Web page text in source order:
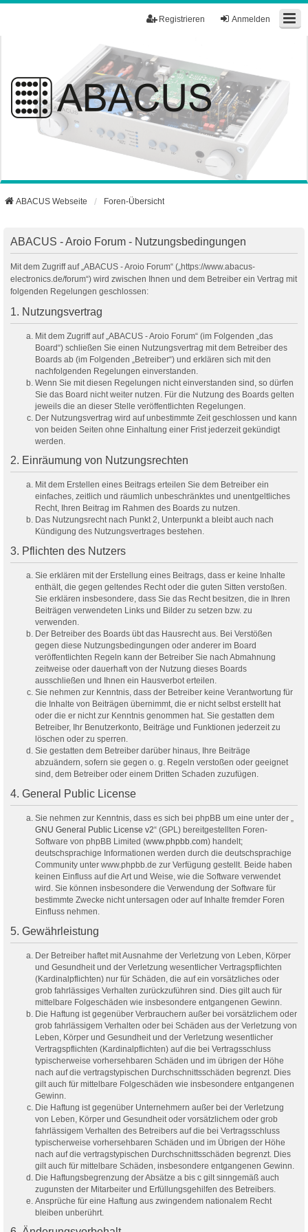
Anmelden
Registrieren
ABACUS Webseite Foren-Übersicht
ABACUS - Aroio Forum - Nutzungsbedingungen
Mit dem Zugriff auf „ABACUS - Aroio Forum“ („https://www.abacus-
electronics.de/forum“) wird zwischen Ihnen und dem Betreiber ein Vertrag mit
folgenden Regelungen geschlossen:
1. Nutzungsvertrag
Mit dem Zugriff auf „ABACUS - Aroio Forum“ (im Folgenden „das
Board“) schließen Sie einen Nutzungsvertrag mit dem Betreiber des
Boards ab (im Folgenden „Betreiber“) und erklären sich mit den
nachfolgenden Regelungen einverstanden.
Wenn Sie mit diesen Regelungen nicht einverstanden sind, so dürfen
Sie das Board nicht weiter nutzen. Für die Nutzung des Boards gelten
jeweils die an dieser Stelle veröffentlichten Regelungen.
Der Nutzungsvertrag wird auf unbestimmte Zeit geschlossen und kann
von beiden Seiten ohne Einhaltung einer Frist jederzeit gekündigt
werden.
2. Einräumung von Nutzungsrechten
Mit dem Erstellen eines Beitrags erteilen Sie dem Betreiber ein
einfaches, zeitlich und räumlich unbeschränktes und unentgeltliches
Recht, Ihren Beitrag im Rahmen des Boards zu nutzen.
Das Nutzungsrecht nach Punkt 2, Unterpunkt a bleibt auch nach
Kündigung des Nutzungsvertrages bestehen.
3. Pflichten des Nutzers
Sie erklären mit der Erstellung eines Beitrags, dass er keine Inhalte
enthält, die gegen geltendes Recht oder die guten Sitten verstoßen.
Sie erklären insbesondere, dass Sie das Recht besitzen, die in Ihren
Beiträgen verwendeten Links und Bilder zu setzen bzw. zu
verwenden.
Der Betreiber des Boards übt das Hausrecht aus. Bei Verstößen
gegen diese Nutzungsbedingungen oder anderer im Board
veröffentlichten Regeln kann der Betreiber Sie nach Abmahnung
zeitweise oder dauerhaft von der Nutzung dieses Boards
ausschließen und Ihnen ein Hausverbot erteilen.
Sie nehmen zur Kenntnis, dass der Betreiber keine Verantwortung für
die Inhalte von Beiträgen übernimmt, die er nicht selbst erstellt hat
oder die er nicht zur Kenntnis genommen hat. Sie gestatten dem
Betreiber, Ihr Benutzerkonto, Beiträge und Funktionen jederzeit zu
löschen oder zu sperren.
Sie gestatten dem Betreiber darüber hinaus, Ihre Beiträge
abzuändern, sofern sie gegen o. g. Regeln verstoßen oder geeignet
sind, dem Betreiber oder einem Dritten Schaden zuzufügen.
4. General Public License
Sie nehmen zur Kenntnis, dass es sich bei phpBB um eine unter der „
GNU General Public License v2“ (GPL) bereitgestellten Foren-
Software von phpBB Limited (www.phpbb.com) handelt;
deutschsprachige Informationen werden durch die deutschsprachige
Community unter www.phpbb.de zur Verfügung gestellt. Beide haben
keinen Einfluss auf die Art und Weise, wie die Software verwendet
wird. Sie können insbesondere die Verwendung der Software für
bestimmte Zwecke nicht untersagen oder auf Inhalte fremder Foren
Einfluss nehmen.
5. Gewährleistung
Der Betreiber haftet mit Ausnahme der Verletzung von Leben, Körper
und Gesundheit und der Verletzung wesentlicher Vertragspflichten
(Kardinalpflichten) nur für Schäden, die auf ein vorsätzliches oder
grob fahrlässiges Verhalten zurückzuführen sind. Dies gilt auch für
mittelbare Folgeschäden wie insbesondere entgangenen Gewinn.
Die Haftung ist gegenüber Verbrauchern außer bei vorsätzlichem oder
grob fahrlässigem Verhalten oder bei Schäden aus der Verletzung von
Leben, Körper und Gesundheit und der Verletzung wesentlicher
Vertragspflichten (Kardinalpflichten) auf die bei Vertragsschluss
typischerweise vorhersehbaren Schäden und im übrigen der Höhe
nach auf die vertragstypischen Durchschnittsschäden begrenzt. Dies
gilt auch für mittelbare Folgeschäden wie insbesondere entgangenen
Gewinn.
Die Haftung ist gegenüber Unternehmern außer bei der Verletzung
von Leben, Körper und Gesundheit oder vorsätzlichem oder grob
fahrlässigem Verhalten des Betreibers auf die bei Vertragsschluss
typischerweise vorhersehbaren Schäden und im Übrigen der Höhe
nach auf die vertragstypischen Durchschnittsschäden begrenzt. Dies
gilt auch für mittelbare Schäden, insbesondere entgangenen Gewinn.
Die Haftungsbegrenzung der Absätze a bis c gilt sinngemäß auch
zugunsten der Mitarbeiter und Erfüllungsgehilfen des Betreibers.
Ansprüche für eine Haftung aus zwingendem nationalem Recht
bleiben unberührt.